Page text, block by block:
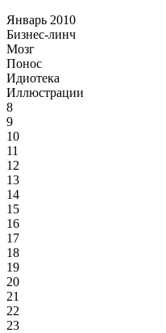
Январь 2010
Бизнес-линч
Мозг
Понос
Идиотека
Иллюстрации
8
9
10
11
12
13
14
15
16
17
18
19
20
21
22
23